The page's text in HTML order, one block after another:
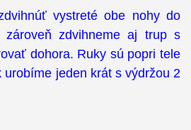
vystreté obe nohy do
zdvihneme aj trup s
dohora. Ruky sú popri tele
urobíme jeden krát s výdržou 2